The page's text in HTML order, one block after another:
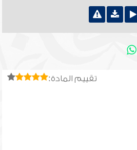
تقييم المادة: